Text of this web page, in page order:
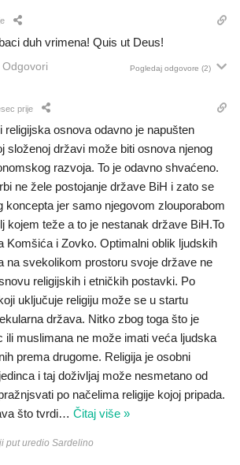
duh vrimena! Quis ut Deus!
Odgovori Pogledaj odgovore (2)
prije
religijska osnova odavno je napušten
složenoj državi može biti osnova njenog
razvoja. To je odavno shvaćeno.
ne žele postojanje države BiH i zato se
koncepta jer samo njegovom zlouporabom
kojem teže a to je nestanak države BiH.To
Komšića i Zovko. Optimalni oblik ljudskih
na svekolikom prostoru svoje države ne
religijskih i etničkih postavki. Po
uključuje religiju može se u startu
država. Nitko zbog toga što je
ili muslimana ne može imati veća ljudska
prema drugome. Religija je osobni
i taj doživljaj može nesmetano od
po načelima religije kojoj pripada.
što tvrdi… Čitaj više »
put uredio Sardelino